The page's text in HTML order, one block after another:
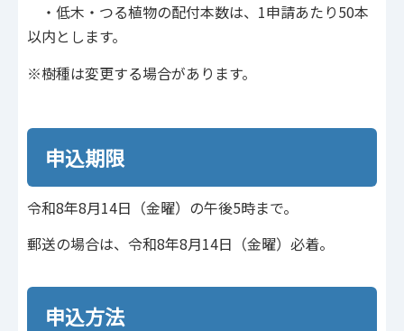
・低木・つる植物の配付本数は、1申請あたり50本
以内とします。
※樹種は変更する場合があります。
申込期限
令和8年8月14日（金曜）の午後5時まで。
郵送の場合は、令和8年8月14日（金曜）必着。
申込方法